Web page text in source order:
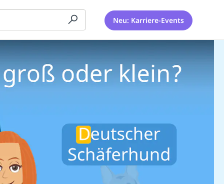
Neu: Karriere-Events